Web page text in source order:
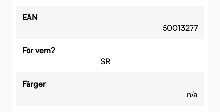
EAN
50013277
För vem?
SR
Färger
n/a